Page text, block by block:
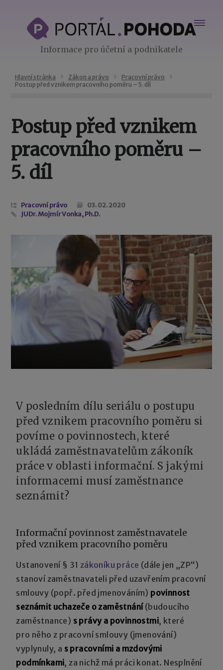
Informace pro účetní a podnikatele
Hlavní stránka Zákon a právo
Pracovní právo
Postup před vznikem pracovního poměru – 5. díl
Postup před vznikem
pracovního poměru –
5. díl
Pracovní právo
03. 02. 2020
JUDr. Mojmír Vonka, Ph.D.
V posledním dílu seriálu o postupu
před vznikem pracovního poměru si
povíme o povinnostech, které
ukládá zaměstnavatelům zákoník
práce v oblasti informační. S jakými
informacemi musí zaměstnance
seznámit?
Informační povinnost zaměstnavatele
před vznikem pracovního poměru
Ustanovení § 31 zákoníku práce (dále jen „ZP“)
stanoví zaměstnavateli před uzavřením pracovní
smlouvy (popř. před jmenováním) povinnost
seznámit uchazeče o zaměstnání (budoucího
zaměstnance) s právy a povinnostmi, které
pro něho z pracovní smlouvy (jmenování)
vyplynuly, a s pracovními a mzdovými
podmínkami, za nichž má práci konat. Nesplnění